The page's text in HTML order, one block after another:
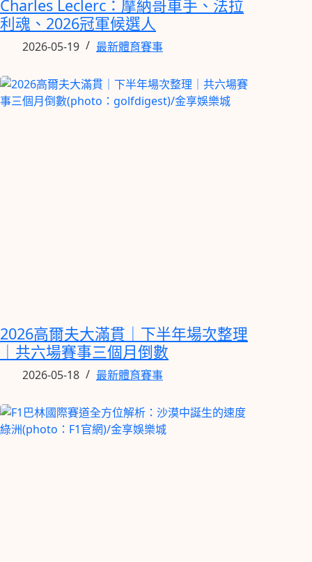
Charles Leclerc：摩納哥車手、法拉
利魂、2026冠軍候選人
2026-05-19 最新體育賽事
2026高爾夫大滿貫｜下半年場次整理
｜共六場賽事三個月倒數
2026-05-18 最新體育賽事